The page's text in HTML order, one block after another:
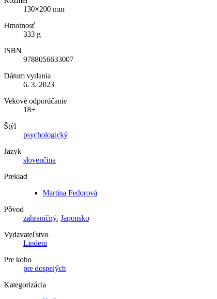
130×200 mm
Hmotnosť
333 g
ISBN
9788056633007
Dátum vydania
6. 3. 2023
Vekové odporúčanie
18+
Štýl
psychologický
Jazyk
slovenčina
Preklad
Martina Fedorová
Pôvod
zahraničný, Japonsko
Vydavateľstvo
Lindeni
Pre koho
pre dospelých
Kategorizácia